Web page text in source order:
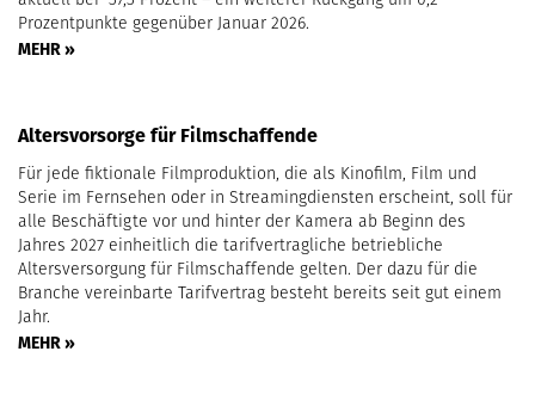
Prozentpunkte gegenüber Januar 2026.
MEHR »
Altersvorsorge für Filmschaffende
Für jede fiktionale Filmproduktion, die als Kinofilm, Film und
Serie im Fernsehen oder in Streamingdiensten erscheint, soll für
alle Beschäftigte vor und hinter der Kamera ab Beginn des
Jahres 2027 einheitlich die tarifvertragliche betriebliche
Altersversorgung für Filmschaffende gelten. Der dazu für die
Branche vereinbarte Tarifvertrag besteht bereits seit gut einem
Jahr.
MEHR »